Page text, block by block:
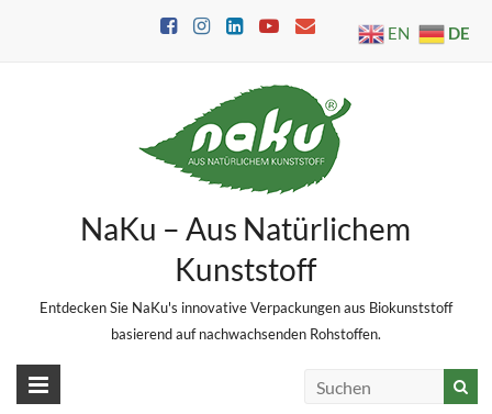
NaKu – Aus Natürlichem
Kunststoff
Entdecken Sie NaKu's innovative Verpackungen aus Biokunststoff
basierend auf nachwachsenden Rohstoffen.
EN DE